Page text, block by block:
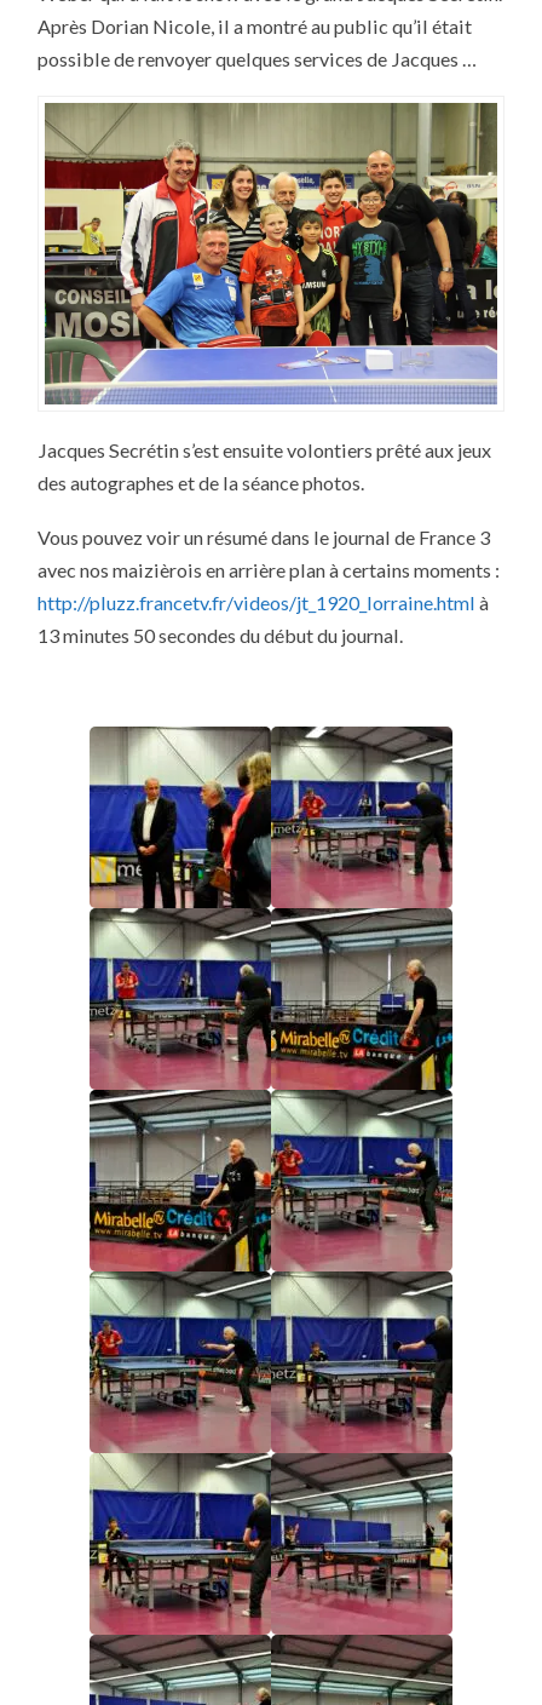
Après Dorian Nicole, il a montré au public qu’il était
possible de renvoyer quelques services de Jacques …
Jacques Secrétin s’est ensuite volontiers prêté aux jeux
des autographes et de la séance photos.
Vous pouvez voir un résumé dans le journal de France 3
avec nos maizièrois en arrière plan à certains moments :
http://pluzz.francetv.fr/videos/jt_1920_lorraine.html à
13 minutes 50 secondes du début du journal.